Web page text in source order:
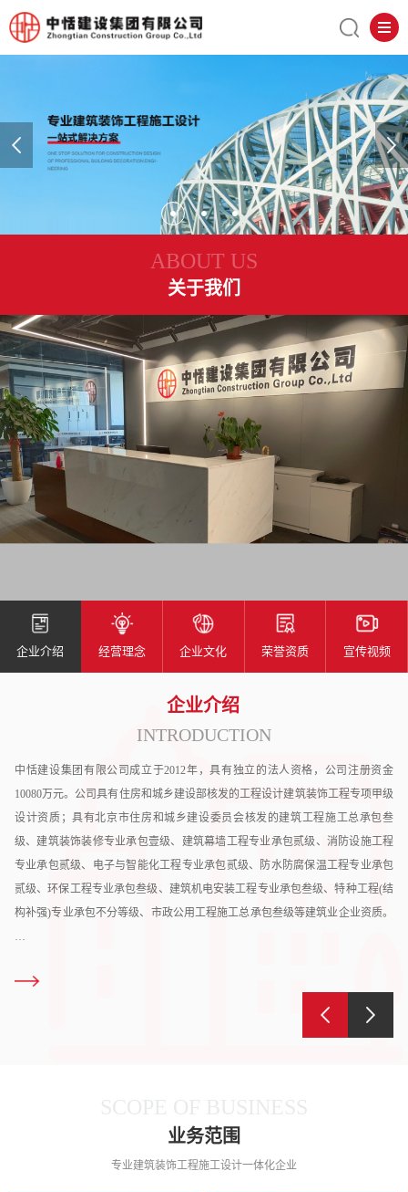
ABOUT US
关于我们
企业介绍 经营理念 企业文化 荣誉资质 宣传视频
企业介绍
INTRODUCTION
中恬建设集团有限公司成立于2012年，具有独立的法人资格，公司注册资金
10080万元。公司具有住房和城乡建设部核发的工程设计建筑装饰工程专项甲级
设计资质；具有北京市住房和城乡建设委员会核发的建筑工程施工总承包叁
级、建筑装饰装修专业承包壹级、建筑幕墙工程专业承包贰级、消防设施工程
专业承包贰级、电子与智能化工程专业承包贰级、防水防腐保温工程专业承包
贰级、环保工程专业承包叁级、建筑机电安装工程专业承包叁级、特种工程(结
构补强)专业承包不分等级、市政公用工程施工总承包叁级等建筑业企业资质。
业务范围
专业建筑装饰工程施工设计一体化企业